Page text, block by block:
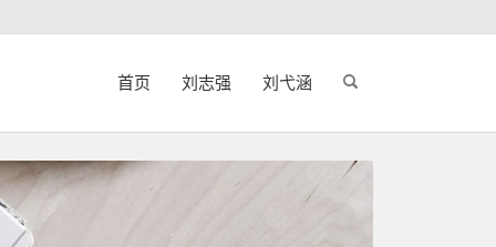
首页 刘志强 刘弋涵